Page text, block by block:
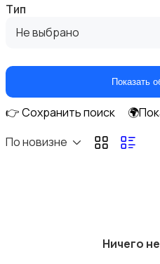
Комбинезоны
Тип
Не выбрано
Показать
👉 Сохранить поиск
По новизне
Ничего